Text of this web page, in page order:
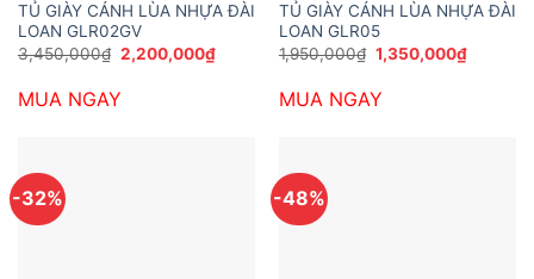
TỦ GIÀY CÁNH LÙA NHỰA ĐÀI
LOAN GLR02GV
3,450,000₫ Giá
gốc
3,450,000₫.
2,200,000₫Giá
hiện
MUA NGAY
TỦ GIÀY CÁNH LÙA NHỰA ĐÀI
LOAN GLR05
1,950,000₫ Giá
gốc
1,950,000₫.
1,350,000₫Giá
hiện
MUA NGAY
-32% -48%